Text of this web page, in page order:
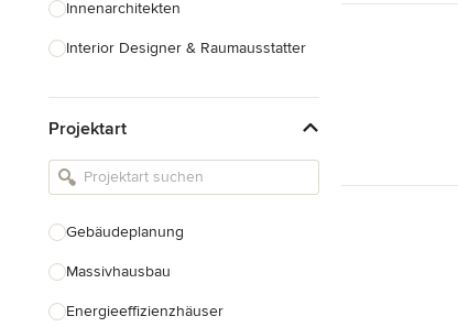
Innenarchitekten
Interior Designer & Raumausstatter
Landschaftsarchitekten
Armaturen & Sanitärbedarf
Einbauschränke
Projektart
Gebäudeplanung
Massivhausbau
Energieeffizienzhäuser